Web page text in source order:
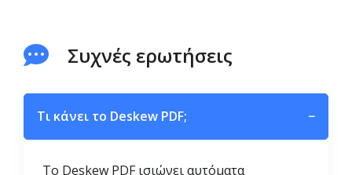
Συχνές ερωτήσεις
Τι κάνει το Deskew PDF; −
Το Deskew PDF ισιώνει αυτόματα